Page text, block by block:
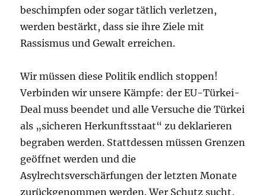
beschimpfen oder sogar tätlich verletzen,
werden bestärkt, dass sie ihre Ziele mit
Rassismus und Gewalt erreichen.
Wir müssen diese Politik endlich stoppen!
Verbinden wir unsere Kämpfe: der EU-Türkei-
Deal muss beendet und alle Versuche die Türkei
als „sicheren Herkunftsstaat“ zu deklarieren
begraben werden. Stattdessen müssen Grenzen
geöffnet werden und die
Asylrechtsverschärfungen der letzten Monate
zurückgenommen werden. Wer Schutz sucht,